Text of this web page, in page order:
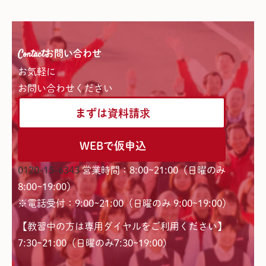
Contactお問い合わせ
お気軽に
お問い合わせください
まずは資料請求
WEBで仮申込
0120-15-6343 営業時間：8:00~21:00（日曜のみ
8:00~19:00）
※電話受付：9:00~21:00（日曜のみ 9:00~19:00）
【教習中の方は専用ダイヤルをご利用ください】
7:30~21:00（日曜のみ7:30~19:00)